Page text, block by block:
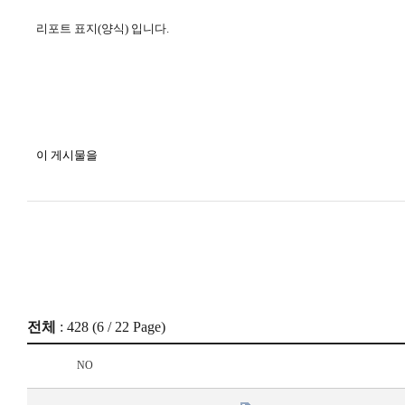
리포트 표지(양식) 입니다.
이 게시물을
전체 : 428 (6 / 22 Page)
NO